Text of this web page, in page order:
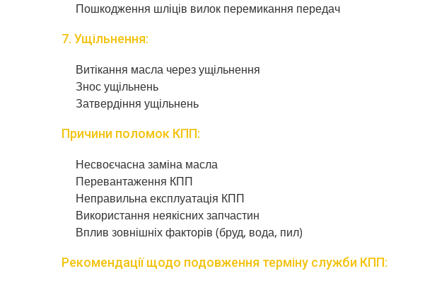
Пошкодження шліців вилок перемикання передач
7. Ущільнення:
Витікання масла через ущільнення
Знос ущільнень
Затвердіння ущільнень
Причини поломок КПП:
Несвоєчасна заміна масла
Перевантаження КПП
Неправильна експлуатація КПП
Використання неякісних запчастин
Вплив зовнішніх факторів (бруд, вода, пил)
Рекомендації щодо подовження терміну служби КПП: